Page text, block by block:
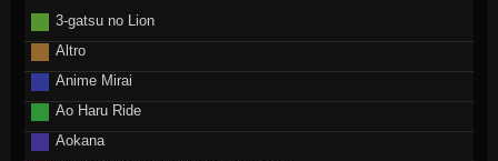
3-gatsu no Lion
Altro
Anime Mirai
Ao Haru Ride
Aokana